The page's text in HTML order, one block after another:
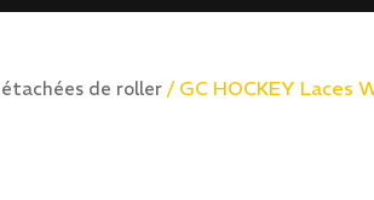
de roller / GC HOCKEY Laces